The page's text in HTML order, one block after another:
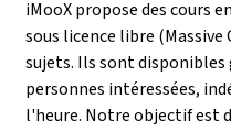
iMooX propose des cours
sous licence libre (Massive
sujets. Ils sont
personnes intéressées,
l'heure. Notre objectif est